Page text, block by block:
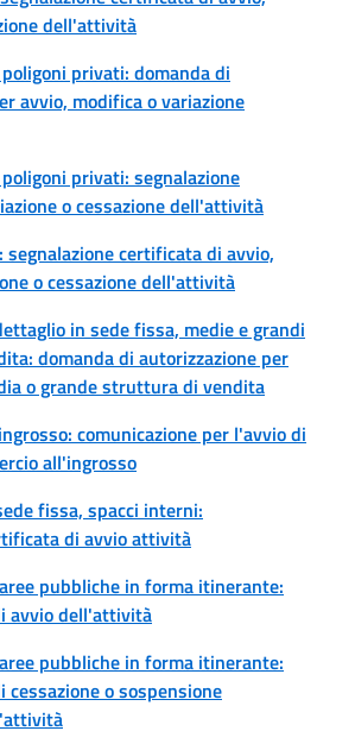
dell'attività
privati: domanda di
avvio, modifica o variazione
privati: segnalazione
o cessazione dell'attività
segnalazione certificata di avvio,
o cessazione dell'attività
in sede fissa, medie e grandi
domanda di autorizzazione per
o grande struttura di vendita
comunicazione per l'avvio di
all'ingrosso
fissa, spacci interni:
di avvio attività
pubbliche in forma itinerante:
avvio dell'attività
pubbliche in forma itinerante:
cessazione o sospensione